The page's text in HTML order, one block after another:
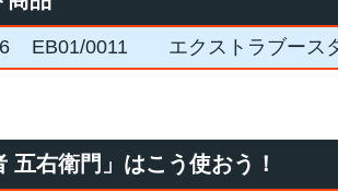
EB01/0011 エクストラブース
五右衛門」はこう使おう！